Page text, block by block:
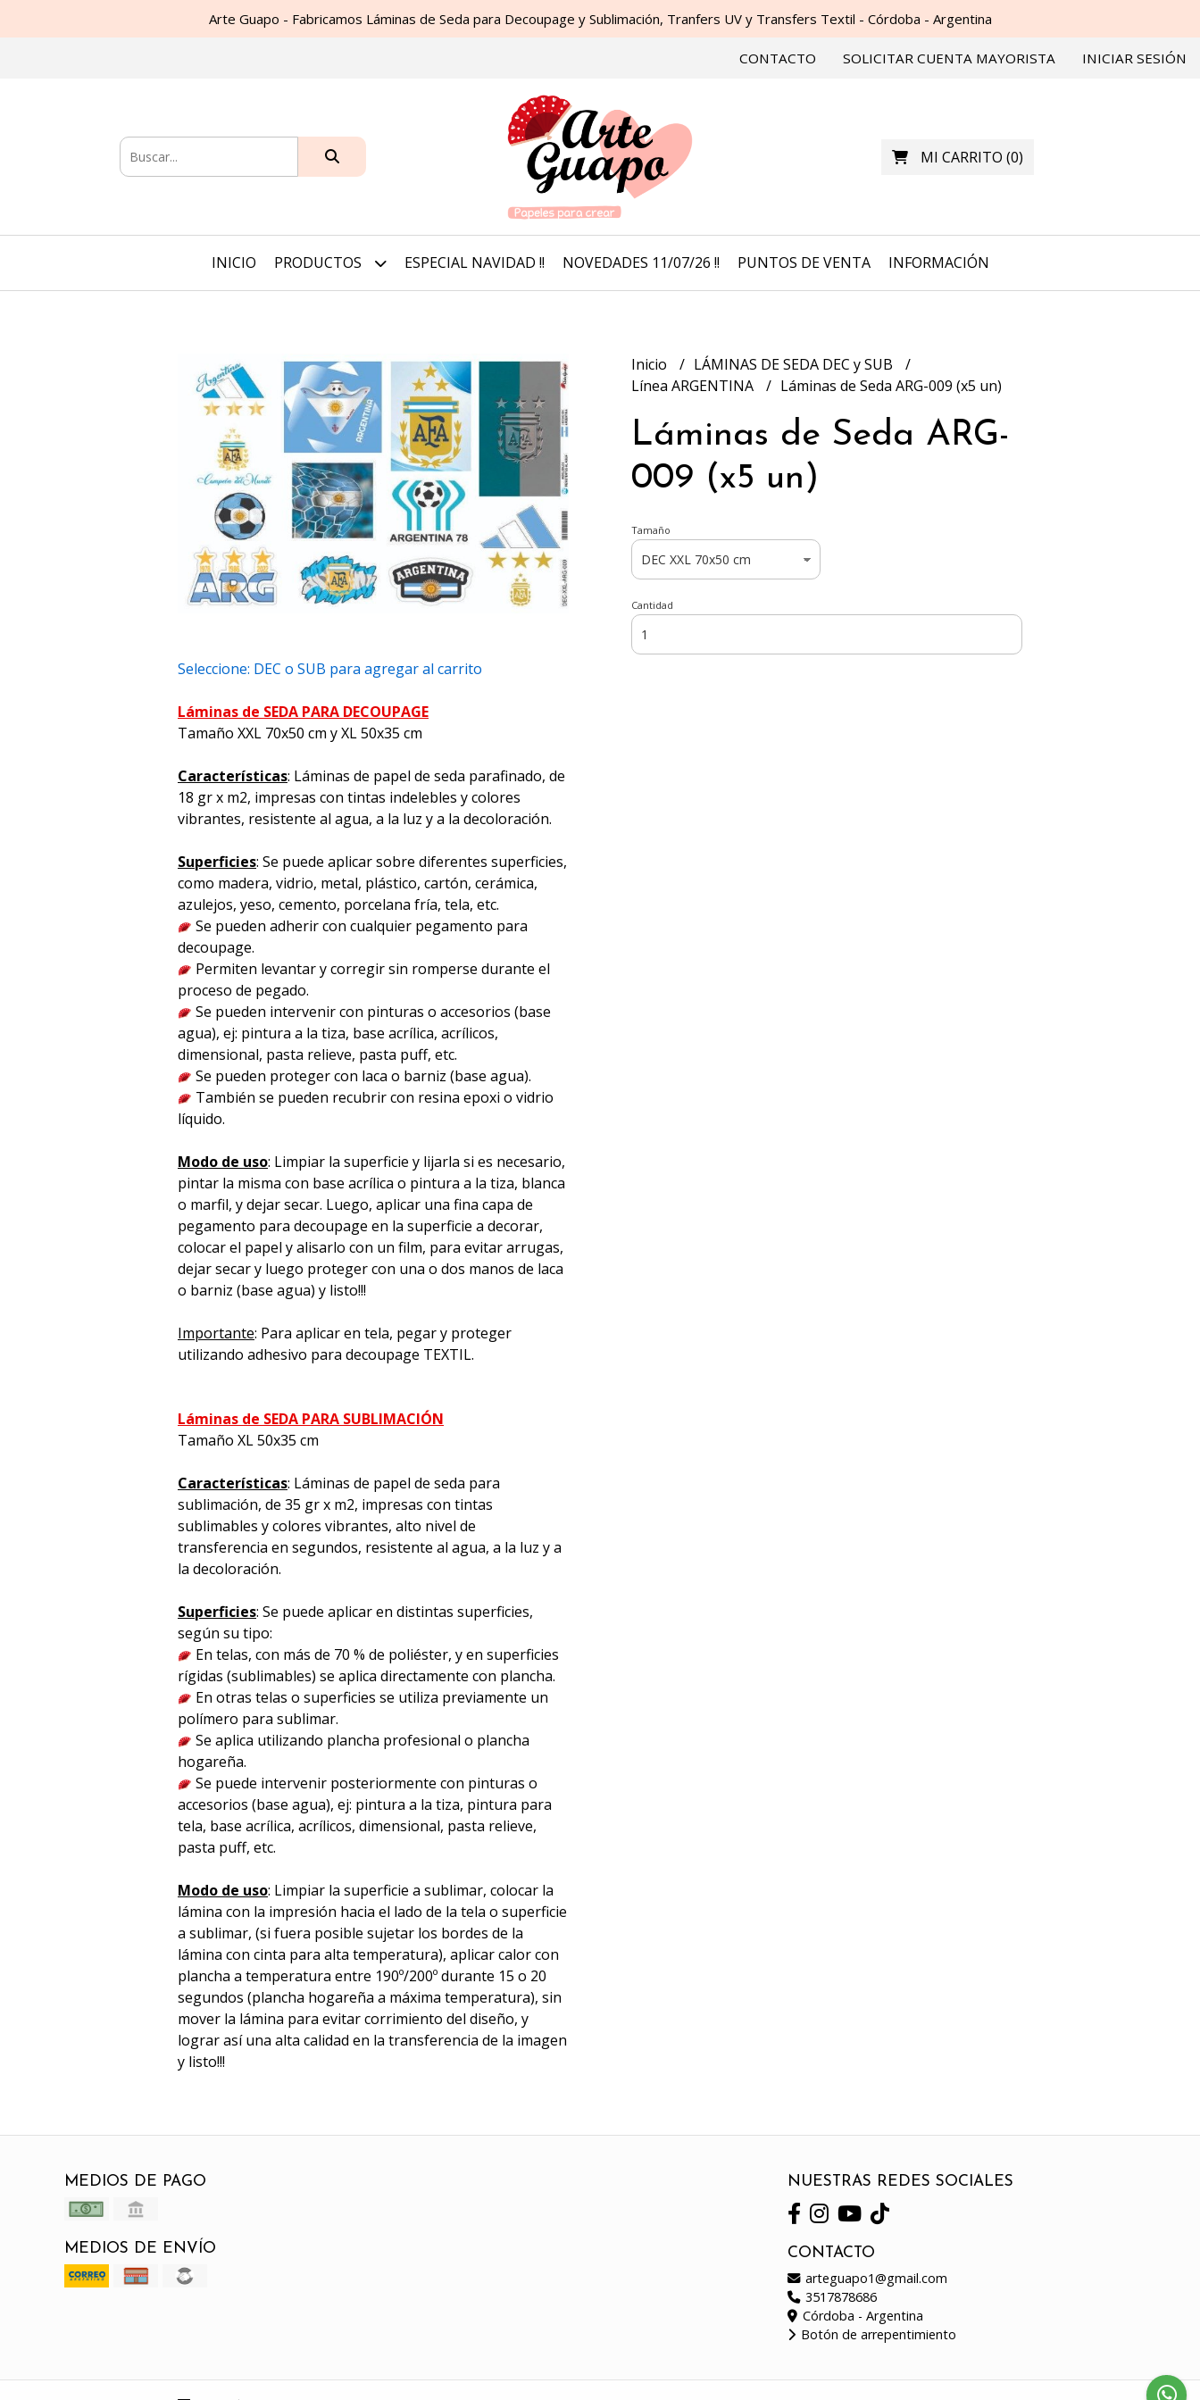
Arte Guapo - Fabricamos Láminas de Seda para Decoupage y Sublimación, Tranfers UV y Transfers Textil - Córdoba - Argentina
CONTACTO SOLICITAR CUENTA MAYORISTA INICIAR SESIÓN
MI CARRITO (0)
INICIO PRODUCTOS ESPECIAL NAVIDAD !! NOVEDADES 11/07/26 !! PUNTOS DE VENTA INFORMACIÓN
Seleccione: DEC o SUB para agregar al carrito
Láminas de SEDA PARA DECOUPAGE
Tamaño XXL 70x50 cm y XL 50x35 cm
Características: Láminas de papel de seda parafinado, de
18 gr x m2, impresas con tintas indelebles y colores
vibrantes, resistente al agua, a la luz y a la decoloración.
Superficies: Se puede aplicar sobre diferentes superficies,
como madera, vidrio, metal, plástico, cartón, cerámica,
azulejos, yeso, cemento, porcelana fría, tela, etc.
Se pueden adherir con cualquier pegamento para
decoupage.
Permiten levantar y corregir sin romperse durante el
proceso de pegado.
Se pueden intervenir con pinturas o accesorios (base
agua), ej: pintura a la tiza, base acrílica, acrílicos,
dimensional, pasta relieve, pasta puff, etc.
Se pueden proteger con laca o barniz (base agua).
También se pueden recubrir con resina epoxi o vidrio
líquido.
Modo de uso: Limpiar la superficie y lijarla si es necesario,
pintar la misma con base acrílica o pintura a la tiza, blanca
o marfil, y dejar secar. Luego, aplicar una fina capa de
pegamento para decoupage en la superficie a decorar,
colocar el papel y alisarlo con un film, para evitar arrugas,
dejar secar y luego proteger con una o dos manos de laca
o barniz (base agua) y listo!!!
Importante: Para aplicar en tela, pegar y proteger
utilizando adhesivo para decoupage TEXTIL.
Láminas de SEDA PARA SUBLIMACIÓN
Tamaño XL 50x35 cm
Características: Láminas de papel de seda para
sublimación, de 35 gr x m2, impresas con tintas
sublimables y colores vibrantes, alto nivel de
transferencia en segundos, resistente al agua, a la luz y a
la decoloración.
Superficies: Se puede aplicar en distintas superficies,
según su tipo:
En telas, con más de 70 % de poliéster, y en superficies
rígidas (sublimables) se aplica directamente con plancha.
En otras telas o superficies se utiliza previamente un
polímero para sublimar.
Se aplica utilizando plancha profesional o plancha
hogareña.
Se puede intervenir posteriormente con pinturas o
accesorios (base agua), ej: pintura a la tiza, pintura para
tela, base acrílica, acrílicos, dimensional, pasta relieve,
pasta puff, etc.
Modo de uso: Limpiar la superficie a sublimar, colocar la
lámina con la impresión hacia el lado de la tela o superficie
a sublimar, (si fuera posible sujetar los bordes de la
lámina con cinta para alta temperatura), aplicar calor con
plancha a temperatura entre 190º/200º durante 15 o 20
segundos (plancha hogareña a máxima temperatura), sin
mover la lámina para evitar corrimiento del diseño, y
lograr así una alta calidad en la transferencia de la imagen
y listo!!!
Inicio
LÁMINAS DE SEDA DEC y SUB
Línea ARGENTINA
Láminas de Seda ARG-009 (x5 un)
Láminas de Seda ARG-
009 (x5 un)
Tamaño
Cantidad
MEDIOS DE PAGO
MEDIOS DE ENVÍO
NUESTRAS REDES SOCIALES
CONTACTO
arteguapo1@gmail.com
3517878686
Córdoba - Argentina
Botón de arrepentimiento